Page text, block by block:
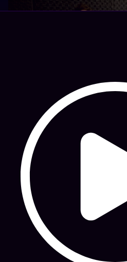
ARRIBA LOS QUE ESCUCHAN
Cambio & Fuera • 17/02/2017
Hosting: NetUy -